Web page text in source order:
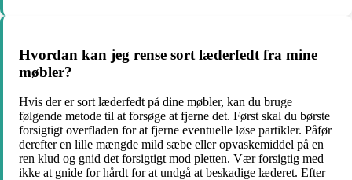
Hvordan kan jeg rense sort læderfedt fra mine
møbler?
Hvis der er sort læderfedt på dine møbler, kan du bruge
følgende metode til at forsøge at fjerne det. Først skal du børste
forsigtigt overfladen for at fjerne eventuelle løse partikler. Påfør
derefter en lille mængde mild sæbe eller opvaskemiddel på en
ren klud og gnid det forsigtigt mod pletten. Vær forsigtig med
ikke at gnide for hårdt for at undgå at beskadige læderet. Efter